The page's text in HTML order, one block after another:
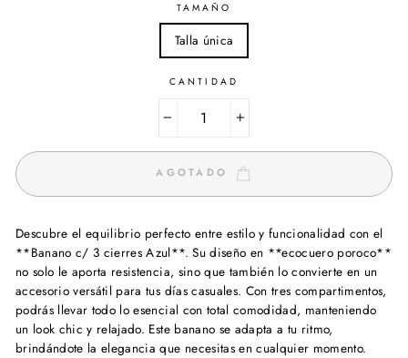
TAMAÑO
Talla única
CANTIDAD
AGOTADO
Descubre el equilibrio perfecto entre estilo y funcionalidad con el
**Banano c/ 3 cierres Azul**. Su diseño en **ecocuero poroco**
no solo le aporta resistencia, sino que también lo convierte en un
accesorio versátil para tus días casuales. Con tres compartimentos,
podrás llevar todo lo esencial con total comodidad, manteniendo
un look chic y relajado. Este banano se adapta a tu ritmo,
brindándote la elegancia que necesitas en cualquier momento.